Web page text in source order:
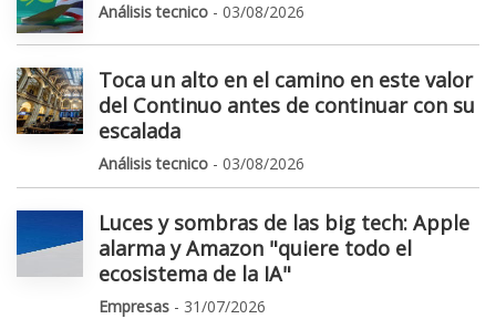
Análisis tecnico - 03/08/2026
Toca un alto en el camino en este valor
del Continuo antes de continuar con su
escalada
Análisis tecnico - 03/08/2026
Luces y sombras de las big tech: Apple
alarma y Amazon "quiere todo el
ecosistema de la IA"
Empresas - 31/07/2026